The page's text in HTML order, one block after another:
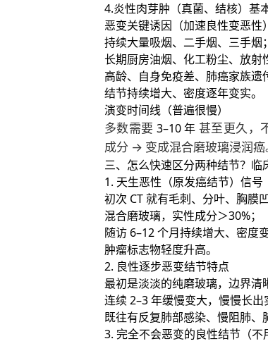
炎性肉芽肿（真菌、结核）基
恶变关键诱因（加速良性变恶性）
持续大量吸烟、二手烟、三手烟；
长期厨房油烟、化工粉尘、放射
高龄、自身免疫差、肺癌家族遗
结节持续增大、密度逐年变实。
演变时间线（普遍很慢）
多数需要 3–10 年 甚至更久，
成分 → 变成混合磨玻璃浸润癌
三、怎么快速区分两种结节？临
1. 天生恶性（原发癌结节）信号
初次 CT 就有毛刺、分叶、胸膜
混合磨玻璃，实性成分＞30%；
随访 6–12 个月持续增大、密度变
肿瘤标志物轻度升高。
2. 良性逐步恶变结节特点
最初是淡淡的纯磨玻璃，边界清
连续 2–3 年缓慢变大，慢慢长出
既往有反复肺部感染、慢阻肺、
3. 完全不会恶变的良性结节（不